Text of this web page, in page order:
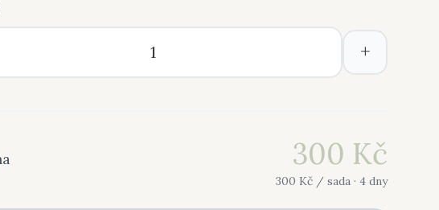
+
300 Kč
300 Kč / sada · 4 dny